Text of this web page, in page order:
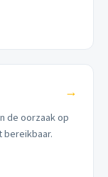
→
de oorzaak op
bereikbaar.